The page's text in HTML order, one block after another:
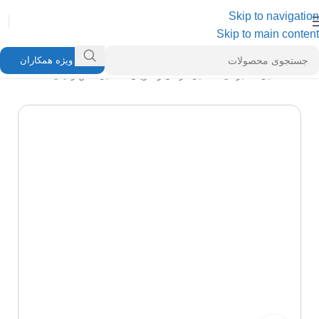
Skip to navigation
Skip to main content
ویژه همکاران
کابل تلفن زمینی